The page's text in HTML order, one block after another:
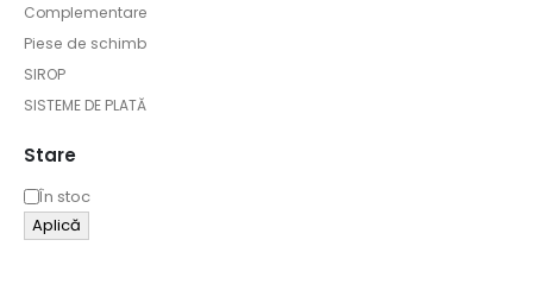
Complementare
Piese de schimb
SIROP
SISTEME DE PLATĂ
Stare
În stoc
Aplică